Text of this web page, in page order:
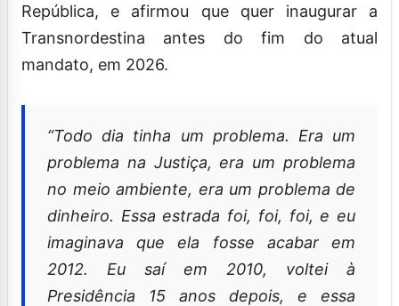
República, e afirmou que quer inaugurar a
Transnordestina antes do fim do atual
mandato, em 2026.
“Todo dia tinha um problema. Era um
problema na Justiça, era um problema
no meio ambiente, era um problema de
dinheiro. Essa estrada foi, foi, foi, e eu
imaginava que ela fosse acabar em
2012. Eu saí em 2010, voltei à
Presidência 15 anos depois, e essa